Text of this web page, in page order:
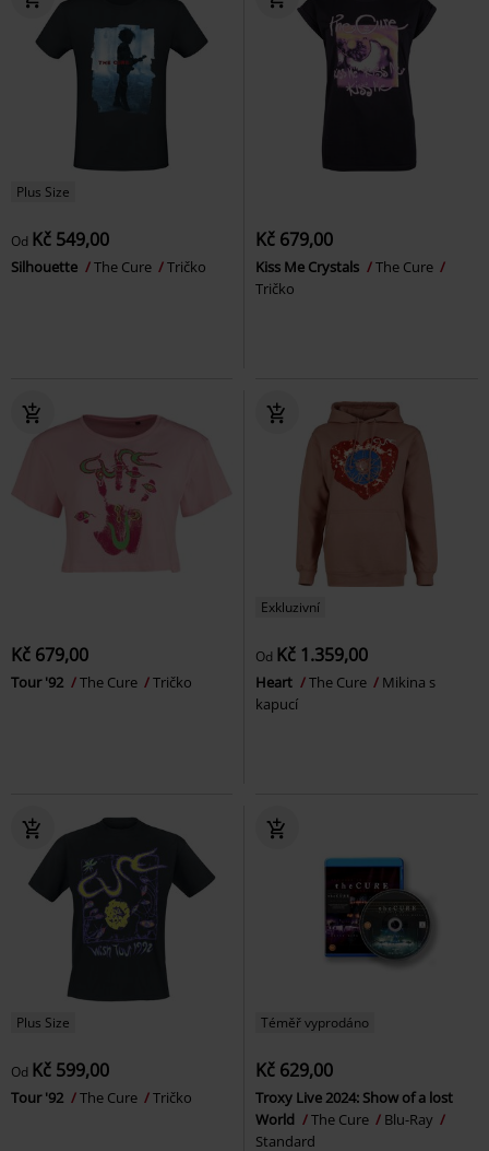
Plus Size
Od Kč 549,00
Silhouette The Cure Tričko
Kč 679,00
Kiss Me Crystals
The Cure
Tričko
Kč 679,00
Tour '92 The Cure Tričko
Exkluzivní
Od Kč 1.359,00
Heart The Cure
Mikina s
kapucí
Plus Size
Od Kč 599,00
Tour '92 The Cure Tričko
Téměř vyprodáno
Kč 629,00
Troxy Live 2024: Show of a lost
World
The Cure
Blu-Ray
Standard